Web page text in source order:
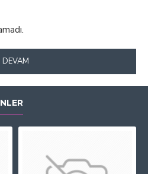
ilk anılarına güvenle eşlik
DEVAM